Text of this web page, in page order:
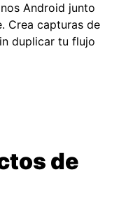
Android junto
Crea capturas de
duplicar tu flujo
de